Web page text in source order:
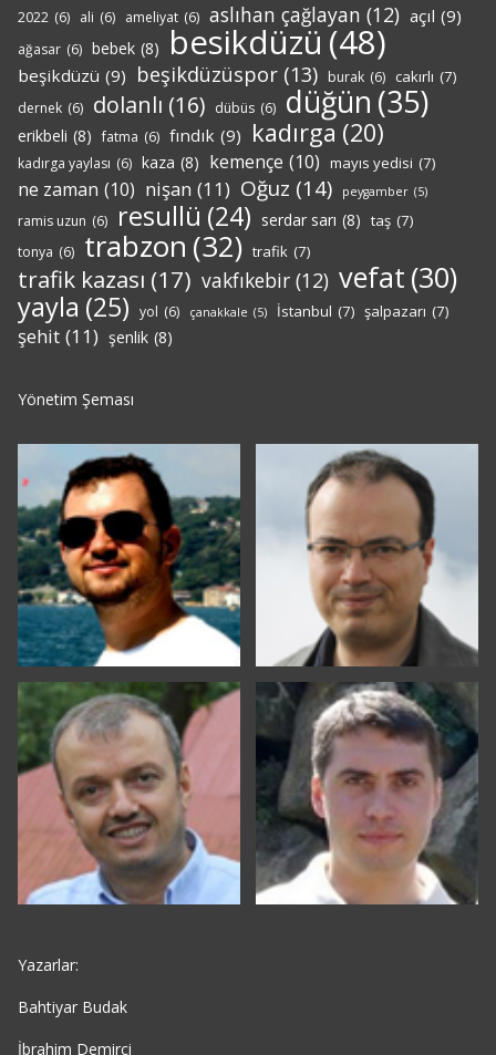
2022 (6) ali (6) ameliyat (6) aslıhan çağlayan (12) açıl (9)
ağasar (6) bebek (8) besikdüzü (48)
beşikdüzü (9) beşikdüzüspor (13) burak (6) cakırlı (7)
dernek (6) dolanlı (16) dübüs (6) düğün (35)
erikbeli (8) fatma (6) fındık (9) kadırga (20)
kadırga yaylası (6) kaza (8) kemençe (10) mayıs yedisi (7)
ne zaman (10) nişan (11) Oğuz (14) peygamber (5)
ramis uzun (6) resullü (24) serdar sarı (8) taş (7)
tonya (6) trabzon (32) trafik (7)
trafik kazası (17) vakfıkebir (12) vefat (30)
yayla (25) yol (6) çanakkale (5) İstanbul (7) şalpazarı (7)
şehit (11) şenlik (8)
Yönetim Şeması
Yazarlar:
Bahtiyar Budak
İbrahim Demirci